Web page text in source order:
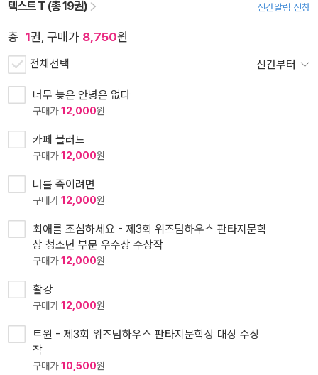
텍스트 T (총 19권) 신간알림 신청
총 1권, 구매가 8,750원
전체선택 신간부터
너무 늦은 안녕은 없다
구매가12,000원
카페 블러드
구매가12,000원
너를 죽이려면
구매가12,000원
최애를 조심하세요 - 제3회 위즈덤하우스 판타지문학
상 청소년 부문 우수상 수상작
구매가12,000원
활강
구매가12,000원
트윈 - 제3회 위즈덤하우스 판타지문학상 대상 수상
작
구매가10,500원